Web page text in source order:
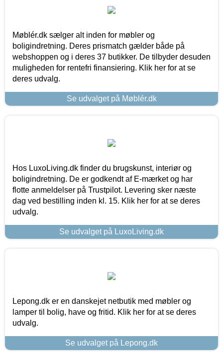
Møblér.dk sælger alt inden for møbler og
boligindretning. Deres prismatch gælder både på
webshoppen og i deres 37 butikker. De tilbyder desuden
muligheden for rentefri finansiering. Klik her for at se
deres udvalg.
Se udvalget på Møblér.dk
Hos LuxoLiving.dk finder du brugskunst, interiør og
boligindretning. De er godkendt af E-mærket og har
flotte anmeldelser på Trustpilot. Levering sker næste
dag ved bestilling inden kl. 15. Klik her for at se deres
udvalg.
Se udvalget på LuxoLiving.dk
Lepong.dk er en danskejet netbutik med møbler og
lamper til bolig, have og fritid. Klik her for at se deres
udvalg.
Se udvalget på Lepong.dk